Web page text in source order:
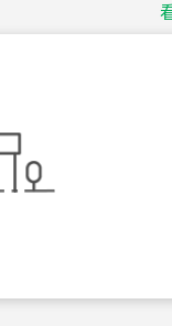
新竹市新